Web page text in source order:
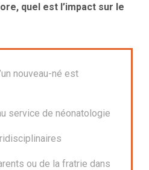
quel est l’impact sur le
nouveau-né est
service de néonatologie
ou de la fratrie dans